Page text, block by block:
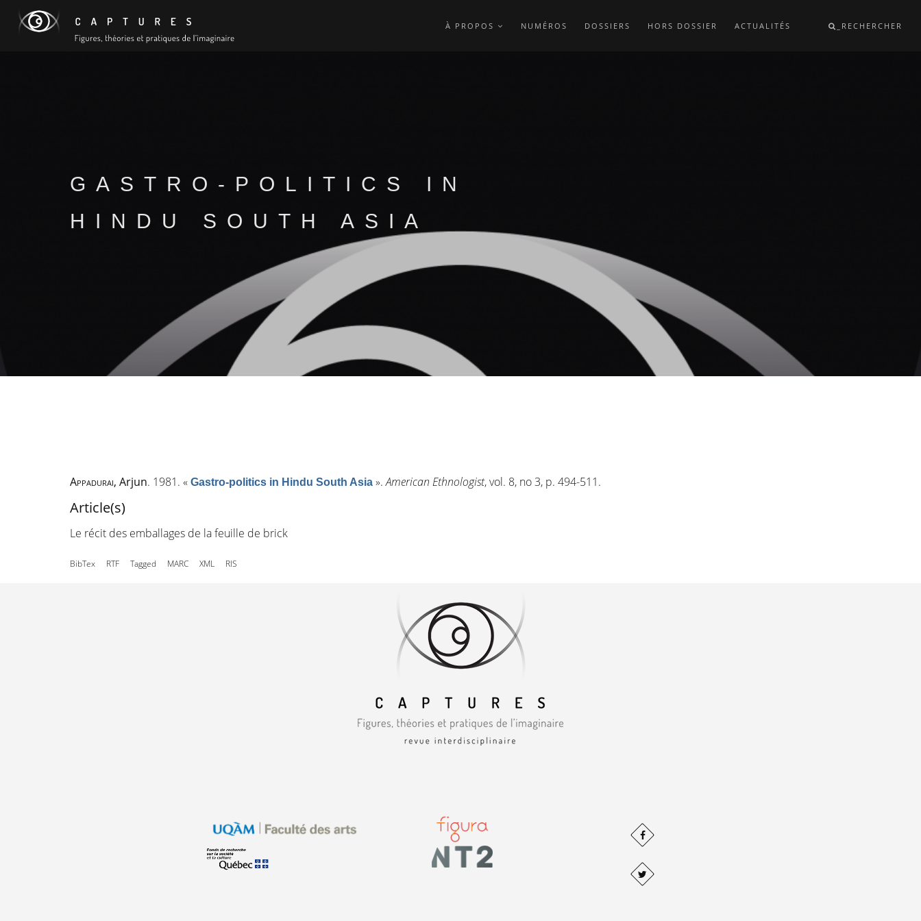
À PROPOS NUMÉROS DOSSIERS HORS DOSSIER ACTUALITÉS _RECHERCHER
GASTRO-POLITICS IN
HINDU SOUTH ASIA
Appadurai, Arjun. 1981. « Gastro-politics in Hindu South Asia ».American Ethnologist, vol. 8, no3, p. 494-511.
Article(s)
Le récit des emballages de la feuille de brick
BibTex RTF Tagged MARC XML RIS